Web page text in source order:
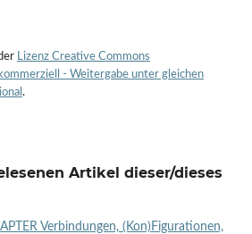
Lizenz Creative Commons
- Weitergabe unter gleichen
.
Artikel dieser/dieses
Verbindungen, (Kon)Figurationen,